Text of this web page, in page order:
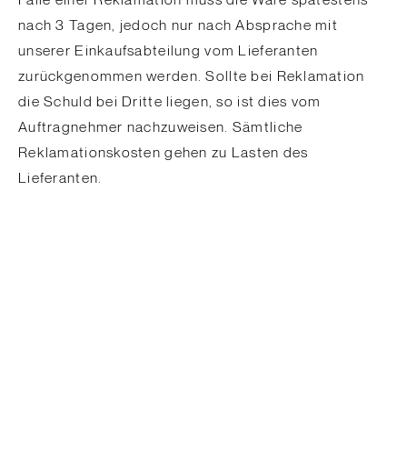
nach 3 Tagen, jedoch nur nach Absprache mit
unserer Einkaufsabteilung vom Lieferanten
zurückgenommen werden. Sollte bei Reklamation
die Schuld bei Dritte liegen, so ist dies vom
Auftragnehmer nachzuweisen. Sämtliche
Reklamationskosten gehen zu Lasten des
Lieferanten.